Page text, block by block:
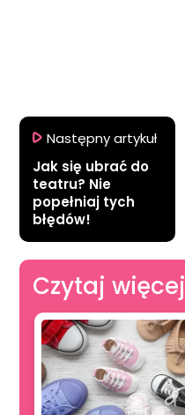
Następny artykuł
Jak się ubrać do
teatru? Nie
popełniaj tych
błędów!
Czytaj więcej